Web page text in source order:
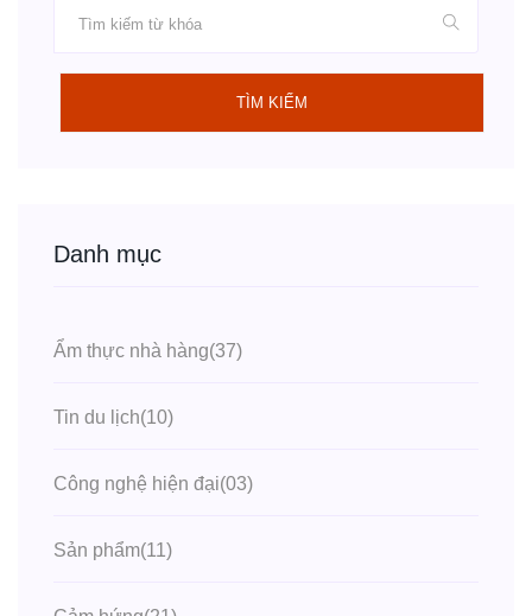
TÌM KIẾM
Danh mục
Ẩm thực nhà hàng(37)
Tin du lịch(10)
Công nghệ hiện đại(03)
Sản phẩm(11)